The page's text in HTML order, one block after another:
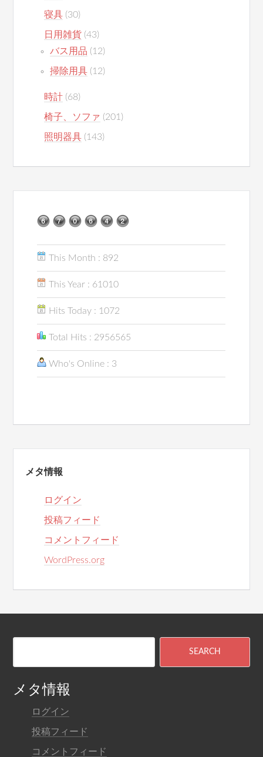
寝具 (30)
日用雑貨 (43)
バス用品 (12)
掃除用具 (12)
時計 (68)
椅子、ソファ (201)
照明器具 (143)
This Month : 892
This Year : 61010
Hits Today : 1072
Total Hits : 2956565
Who's Online : 3
メタ情報
ログイン
投稿フィード
コメントフィード
WordPress.org
メタ情報
ログイン
投稿フィード
コメントフィード